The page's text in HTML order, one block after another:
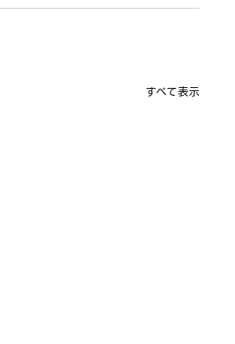
すべて表示